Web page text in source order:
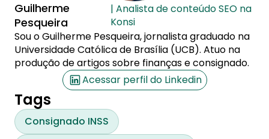
Guilherme
Pesqueira
| Analista de conteúdo SEO na
Konsi
Sou o Guilherme Pesqueira, jornalista graduado na
Universidade Católica de Brasília (UCB). Atuo na
produção de artigos sobre finanças e consignado.
Acessar perfil do Linkedin
Tags
Consignado INSS